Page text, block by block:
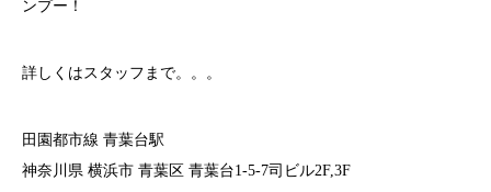
ンプー！
詳しくはスタッフまで。。。
田園都市線 青葉台駅
神奈川県 横浜市 青葉区 青葉台1-5-7司ビル2F,3F